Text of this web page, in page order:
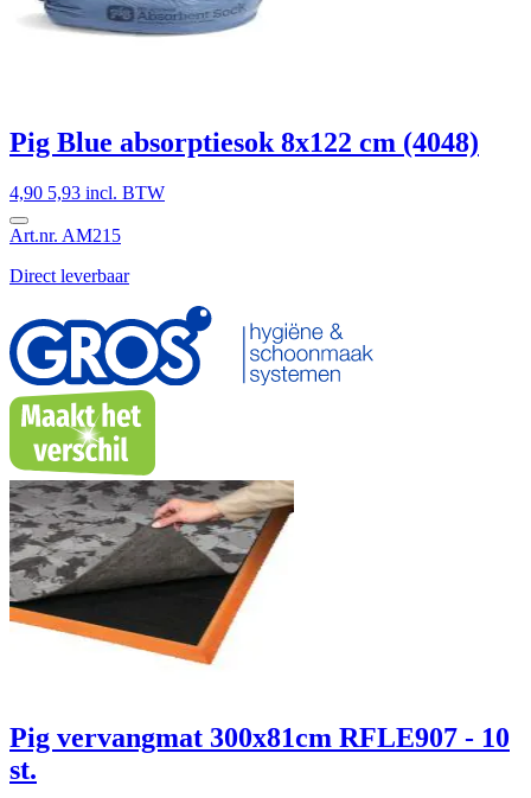
Pig Blue absorptiesok 8x122 cm (4048)
4,90 5,93 incl. BTW
Art.nr. AM215
Direct leverbaar
Pig vervangmat 300x81cm RFLE907 - 10
st.